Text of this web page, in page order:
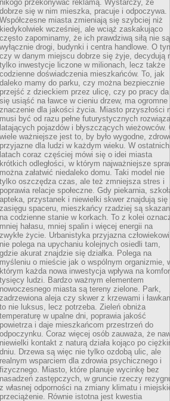
nikogo przekonywać reklamą. Wystarczy, że
dobrze się w nim mieszka, pracuje i odpoczywa.
Współczesne miasta zmieniają się szybciej niż
kiedykolwiek wcześniej, ale wciąż zaskakująco
często zapominamy, że ich prawdziwą siłą nie są
wyłącznie drogi, budynki i centra handlowe. O
czy w danym miejscu dobrze się żyje, decydują
tylko inwestycje liczone w milionach, lecz także
codzienne doświadczenia mieszkańców. To, jak
daleko mamy do parku, czy można bezpiecznie
przejść z dzieckiem przez ulicę, czy po pracy da
się usiąść na ławce w cieniu drzew, ma ogromne
znaczenie dla jakości życia. Miasto przyszłości
musi być od razu pełne futurystycznych
latających pojazdów i błyszczących wieżowców.
wiele ważniejsze jest to, by było wygodne,
przyjazne dla ludzi w każdym wieku. W ostatnich
latach coraz częściej mówi się o idei miasta
krótkich odległości, w którym najważniejsze
można załatwić niedaleko domu. Taki model nie
tylko oszczędza czas, ale też zmniejsza stres i
poprawia relacje społeczne. Gdy piekarnia,
apteka, przystanek i niewielki skwer znajdują się
zasięgu spaceru, mieszkańcy rzadziej są
na codzienne stanie w korkach. To z kolei
mniej hałasu, mniej spalin i więcej energii na
zwykłe życie. Urbanistyka przyjazna człowiekowi
nie polega na upychaniu kolejnych osiedli tam,
gdzie akurat znajdzie się działka. Polega na
myśleniu o mieście jak o wspólnym organizmie,
którym każda nowa inwestycja wpływa na
tysięcy ludzi. Bardzo ważnym elementem
nowoczesnego miasta są tereny zielone. Park,
zadrzewiona aleja czy skwer z krzewami i
to nie luksus, lecz potrzeba. Zieleń obniża
temperaturę w upalne dni, poprawia jakość
powietrza i daje mieszkańcom przestrzeń do
odpoczynku. Coraz więcej osób zauważa, że
niewielki kontakt z naturą działa kojąco po
dniu. Drzewa są więc nie tylko ozdobą ulic, ale
realnym wsparciem dla zdrowia psychicznego i
fizycznego. Miasto, które planuje wycinkę bez
nasadzeń zastępczych, w gruncie rzeczy
z własnej odporności na zmiany klimatu i
przeciążenie. Równie istotna jest kwestia